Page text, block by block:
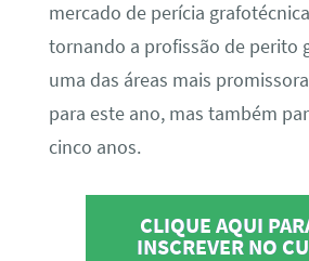
mercado de perícia
tornando a profissão de perito
uma das áreas mais
para este ano, mas também
cinco anos.
CLIQUE AQUI
INSCREVER NO